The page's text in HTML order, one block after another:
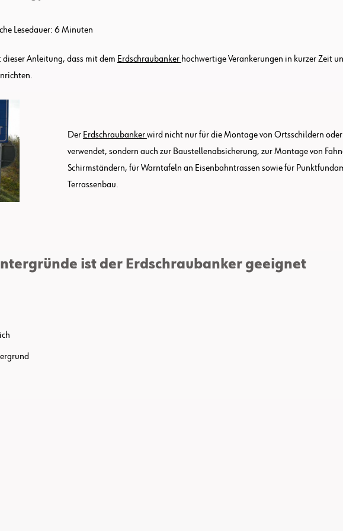
Lesedauer: 6Minuten
Anleitung, dass mit dem Erdschraubanker hochwertige Verankerungen in kurzer Zeit
Der Erdschraubankerwird nicht nur für die Montage von Ortsschildern
verwendet, sondern auch zur Baustellenabsicherung, zur Montage von
Schirmständern, für Warntafeln an Eisenbahntrassen sowie für
Terrassenbau.
ist der Erdschraubanker geeignet